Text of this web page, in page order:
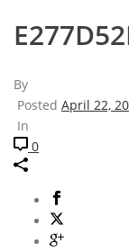
By
Posted April 22,
In
0